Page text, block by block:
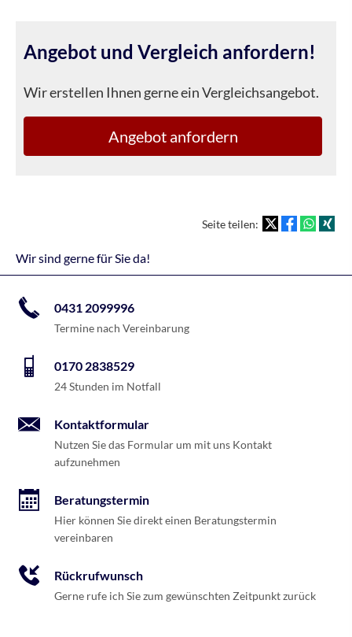
Angebot und Vergleich anfordern!
Wir erstellen Ihnen gerne ein Vergleichsangebot.
An­ge­bot an­for­dern
Seite teilen:
Wir sind gerne für Sie da!
0431 2099996
Termine nach Vereinbarung
0170 2838529
24 Stunden im Notfall
Kontaktformular
Nutzen Sie das Formular um mit uns Kontakt
aufzunehmen
Beratungstermin
Hier können Sie direkt einen Beratungstermin
vereinbaren
Rückrufwunsch
Gerne rufe ich Sie zum gewünschten Zeitpunkt zurück